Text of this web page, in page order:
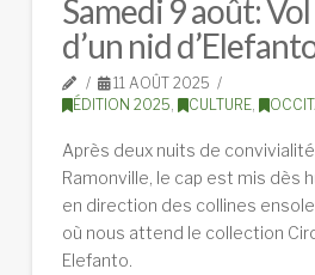
Samedi 9 août:
d’un nid
11 AOÛT 2025
ÉDITION 2025
CULTURE,
Après deux nuits de
Ramonville, le cap est mis dès
en direction des collines
où nous attend le collection
Elefanto.